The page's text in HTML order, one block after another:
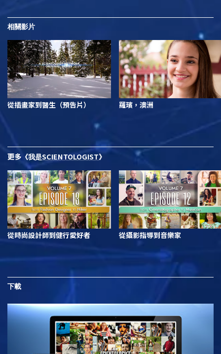
相關影片
從插畫家到醫生（預告片） 羅璸，澳洲
更多 《我是SCIENTOLOGIST》
從時尚設計師到健行愛好者 從攝影指導到音樂家
下載